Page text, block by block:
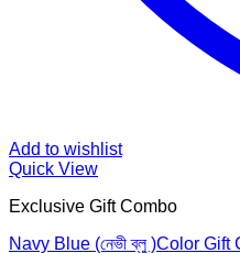
Add to wishlist
Quick View
Exclusive Gift Combo
Navy Blue (নেভী ব্লু )Color